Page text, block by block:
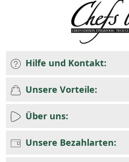
Hilfe und Kontakt:
Unsere Vorteile:
Über uns:
Unsere Bezahlarten: